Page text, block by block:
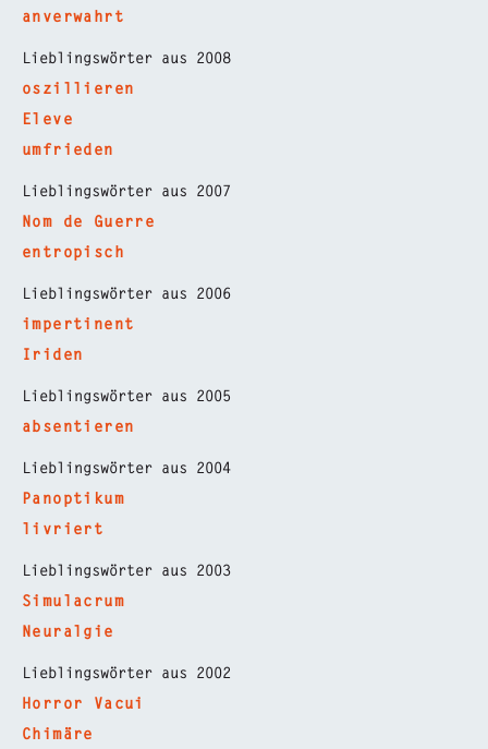
anverwahrt
Lieblingswörter aus 2008
oszillieren
Eleve
umfrieden
Lieblingswörter aus 2007
Nom de Guerre
entropisch
Lieblingswörter aus 2006
impertinent
Iriden
Lieblingswörter aus 2005
absentieren
Lieblingswörter aus 2004
Panoptikum
livriert
Lieblingswörter aus 2003
Simulacrum
Neuralgie
Lieblingswörter aus 2002
Horror Vacui
Chimäre